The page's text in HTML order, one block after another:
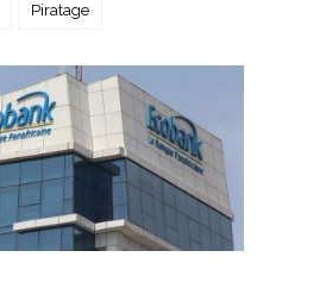
Piratage